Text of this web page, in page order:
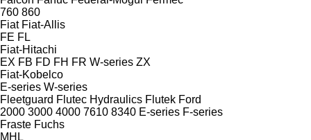
760 860
Fiat Fiat-Allis
FE FL
Fiat-Hitachi
EX FB FD FH FR W-series ZX
Fiat-Kobelco
E-series W-series
Fleetguard Flutec Hydraulics Flutek Ford
2000 3000 4000 7610 8340 E-series F-series
Fraste Fuchs
MHL